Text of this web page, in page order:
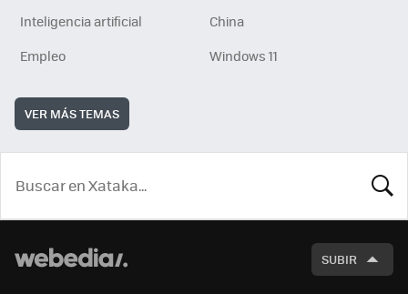
Inteligencia artificial
China
Empleo
Windows 11
VER MÁS TEMAS
SUBIR